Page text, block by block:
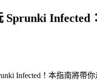
Sprunki Infected
Infected！本指南將帶